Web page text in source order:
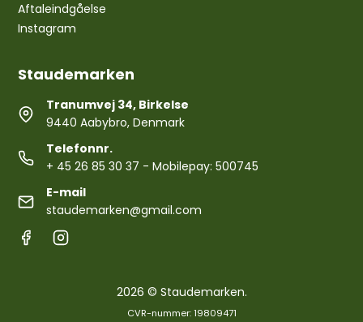
Aftaleindgåelse
Instagram
Staudemarken
Tranumvej 34, Birkelse
9440 Aabybro, Denmark
Telefonnr.
+ 45 26 85 30 37 - Mobilepay: 500745
E-mail
staudemarken@gmail.com
2026 © Staudemarken.
CVR-nummer: 19809471